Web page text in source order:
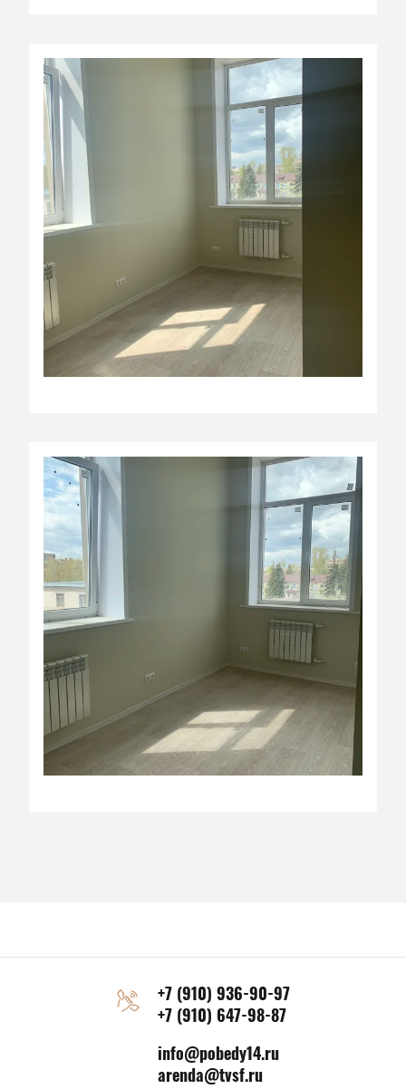
+7 (910) 936-90-97
+7 (910) 647-98-87
info@pobedy14.ru
arenda@tvsf.ru